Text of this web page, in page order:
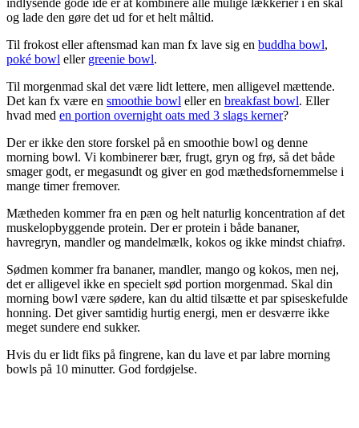
og lade den gøre det ud for et helt måltid.
Til frokost eller aftensmad kan man fx lave sig en buddha bowl,
poké bowl eller greenie bowl.
Til morgenmad skal det være lidt lettere, men alligevel mættende.
Det kan fx være en smoothie bowl eller en breakfast bowl. Eller
hvad med en portion overnight oats med 3 slags kerner?
Der er ikke den store forskel på en smoothie bowl og denne
morning bowl. Vi kombinerer bær, frugt, gryn og frø, så det både
smager godt, er megasundt og giver en god mæthedsfornemmelse i
mange timer fremover.
Mætheden kommer fra en pæn og helt naturlig koncentration af det
muskelopbyggende protein. Der er protein i både bananer,
havregryn, mandler og mandelmælk, kokos og ikke mindst chiafrø.
Sødmen kommer fra bananer, mandler, mango og kokos, men nej,
det er alligevel ikke en specielt sød portion morgenmad. Skal din
morning bowl være sødere, kan du altid tilsætte et par spiseskefulde
honning. Det giver samtidig hurtig energi, men er desværre ikke
meget sundere end sukker.
Hvis du er lidt fiks på fingrene, kan du lave et par labre morning
bowls på 10 minutter. God fordøjelse.